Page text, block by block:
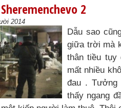
2
2014
Dẫu sao
giữa trời mà
thân tiều tụy
mất nhiều
đau . Tưởng
thấy ngang